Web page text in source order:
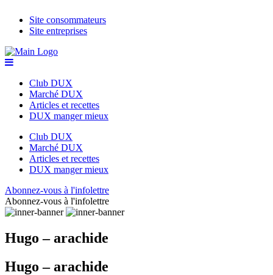
Site consommateurs
Site entreprises
Club DUX
Marché DUX
Articles et recettes
DUX manger mieux
Club DUX
Marché DUX
Articles et recettes
DUX manger mieux
Abonnez-vous à l'infolettre
Abonnez-vous à l'infolettre
Hugo – arachide
Hugo – arachide